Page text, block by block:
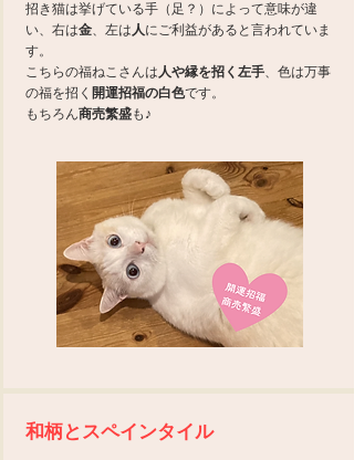
招き猫は挙げている手（足？）によって意味が違
い、右は金、左は人にご利益があると言われていま
す。
こちらの福ねこさんは人や縁を招く左手、色は万事
の福を招く 開運招福の白色です。
​もちろん商売繁盛も♪
和柄とスペインタイル